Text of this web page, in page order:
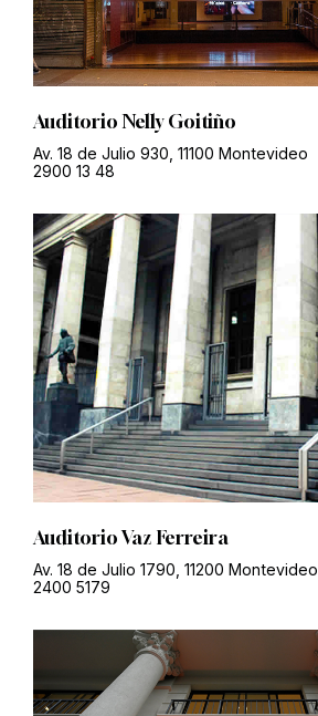
Auditorio Nelly Goitiño
Av. 18 de Julio 930, 11100 Montevideo
2900 13 48
Auditorio Vaz Ferreira
Av. 18 de Julio 1790, 11200 Montevideo
2400 5179